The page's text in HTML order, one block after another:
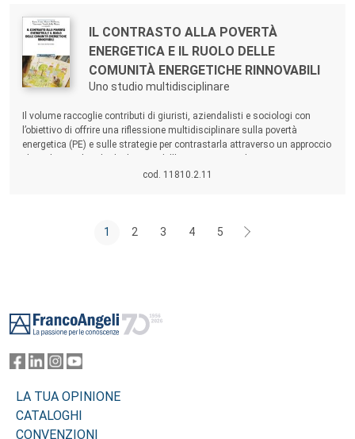
Autori:
Titolo:
IL CONTRASTO ALLA POVERTÀ
ENERGETICA E IL RUOLO DELLE
COMUNITÀ ENERGETICHE RINNOVABILI
Uno studio multidisciplinare
Il volume raccoglie contributi di giuristi, aziendalisti e sociologi con
l’obiettivo di offrire una riflessione multidisciplinare sulla povertà
energetica (PE) e sulle strategie per contrastarla attraverso un approccio
cod. 11810.2.11
1 2 3 4 5
LA TUA OPINIONE
CATALOGHI
CONVENZIONI